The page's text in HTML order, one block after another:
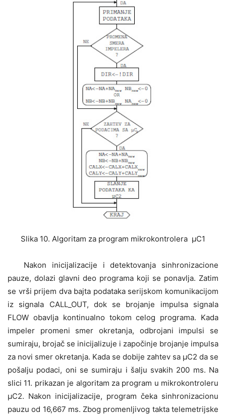
Slika 10. Algoritam za program mikrokontrolera μC1
Nakon inicijalizacije i detektovanja sinhronizacione
pauze, dolazi glavni deo programa koji se ponavlja. Zatim
se vrši prijem dva bajta podataka serijskom komunikacijom
iz signala CALL_OUT, dok se brojanje impulsa signala
FLOW obavlja kontinualno tokom celog programa. Kada
impeler promeni smer okretanja, odbrojani impulsi se
sumiraju, brojač se inicijalizuje i započinje brojanje impulsa
za novi smer okretanja. Kada se dobije zahtev sa μC2 da se
pošalju podaci, oni se sumiraju i šalju svakih 200 ms. Na
slici 11. prikazan je algoritam za program u mikrokontroleru
μC2. Nakon inicijalizacije, program čeka sinhronizacionu
pauzu od 16,667 ms. Zbog promenljivog takta telemetrijske